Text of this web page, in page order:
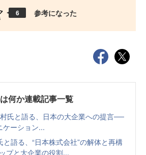
6 参考になった
何か連載記事一覧
氏と語る、日本の大企業への提言──
ケーション...
語る、“日本株式会社”の解体と再構
プと大企業の役割...